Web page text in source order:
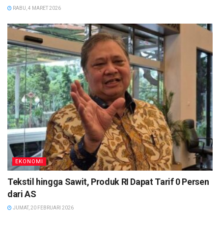
RABU, 4 MARET 2026
EKONOMI
Tekstil hingga Sawit, Produk RI Dapat Tarif 0 Persen
dari AS
JUMAT, 20 FEBRUARI 2026